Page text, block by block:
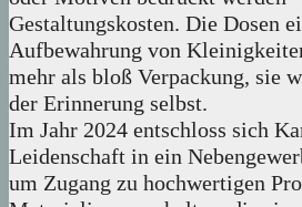
Gestaltungskosten. Die Dosen
Aufbewahrung von
mehr als bloß Verpackung, sie
der Erinnerung selbst.
Im Jahr 2024 entschloss sich
Leidenschaft in ein
um Zugang zu hochwertigen